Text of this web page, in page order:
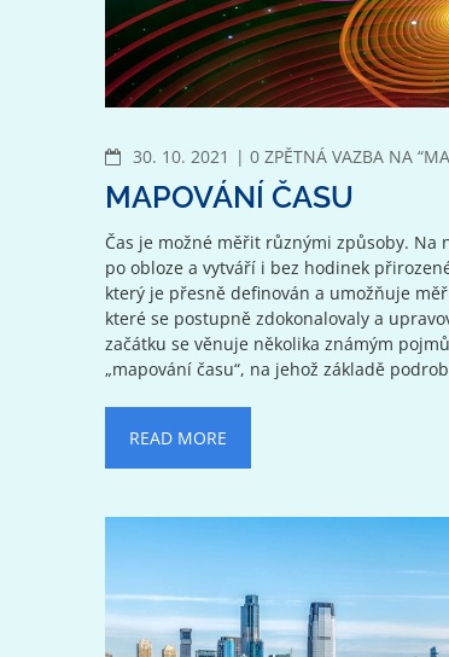
30. 10. 2021 KOMENTÁŘE
0 ZPĚTNÁ VAZBA NA
MAPOVÁNÍ ČASU
Čas je možné měřit různými způsoby.
po obloze a vytváří i bez hodinek
který je přesně definován a umožňuje
které se postupně zdokonalovaly a
začátku se věnuje několika známým
„mapování času“, na jehož základě
READ MORE